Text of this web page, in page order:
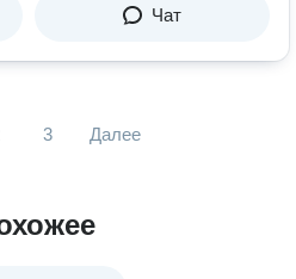
Чат
3 Далее